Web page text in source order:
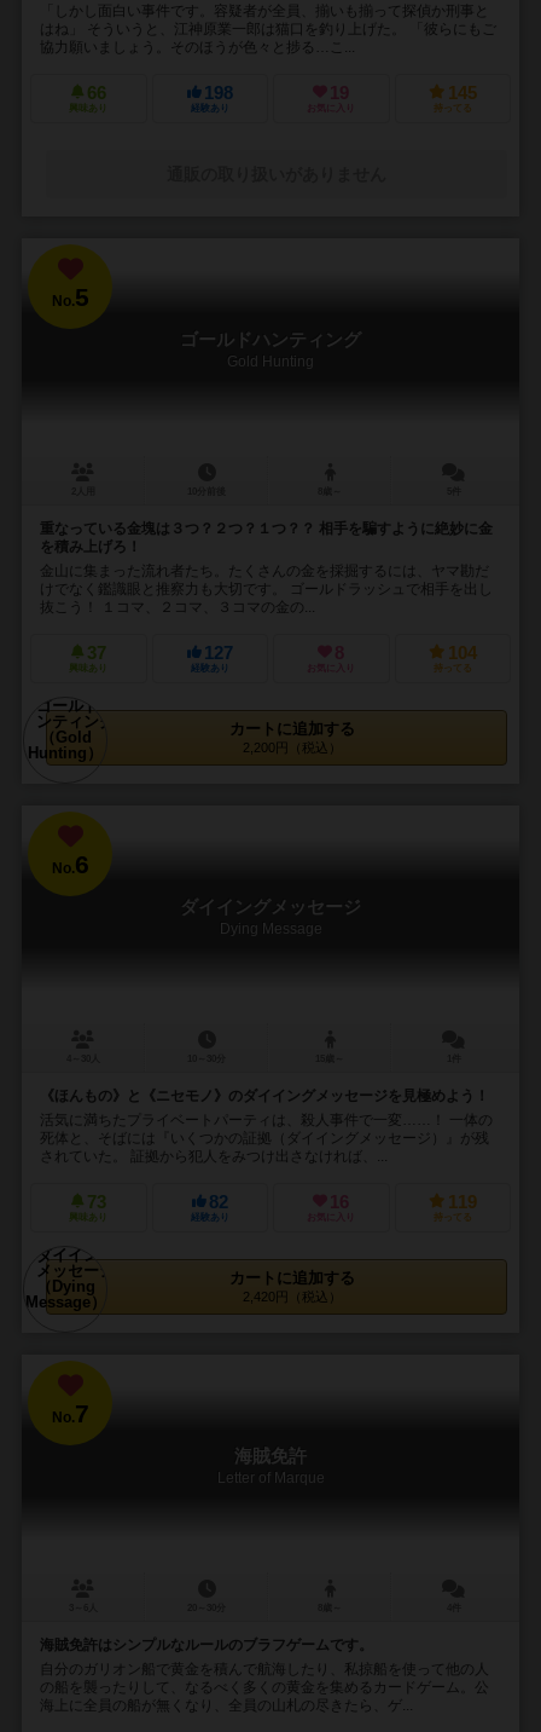
「しかし面白い事件です。容疑者が全員、揃いも揃って探偵か刑事と
はね」 そういうと、江神原業一郎は猫口を釣り上げた。 「彼らにもご
協力願いましょう。そのほうが色々と捗る…こ...
66
興味あり
198
経験あり
19
お気に入り
145
持ってる
No.5
ゴールドハンティング
Gold Hunting
重なっている金塊は３つ？２つ？１つ？？ 相手を騙すように絶妙に金
を積み上げろ！
金山に集まった流れ者たち。たくさんの金を採掘するには、ヤマ勘だ
けでなく鑑識眼と推察力も大切です。 ゴールドラッシュで相手を出し
抜こう！ １コマ、２コマ、３コマの金の...
37
興味あり
127
経験あり
8
お気に入り
104
持ってる
カートに追加する
2,200円（税込）
No.6
ダイイングメッセージ
Dying Message
《ほんもの》と《ニセモノ》のダイイングメッセージを見極めよう！
活気に満ちたプライベートパーティは、殺人事件で一変……！ 一体の
死体と、そばには『いくつかの証拠（ダイイングメッセージ）』が残
されていた。 証拠から犯人をみつけ出さなければ、...
73
興味あり
82
経験あり
16
お気に入り
119
持ってる
カートに追加する
2,420円（税込）
No.7
海賊免許
Letter of Marque
海賊免許はシンプルなルールのブラフゲームです。
自分のガリオン船で黄金を積んで航海したり、私掠船を使って他の人
の船を襲ったりして、なるべく多くの黄金を集めるカードゲーム。公
海上に全員の船が無くなり、全員の山札の尽きたら、ゲ...